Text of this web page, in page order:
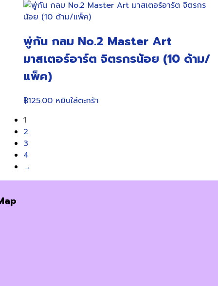
พู่กัน กลม No.2 Master Art
มาสเตอร์อาร์ต จิตรกรน้อย (10 ด้าม/
แพ็ค)
฿125.00 หยิบใส่ตะกร้า
1
2
3
4
→